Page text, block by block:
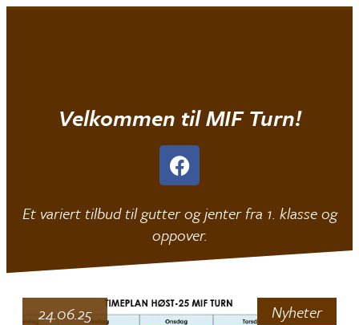
Velkommen til MIF Turn!
Et variert tilbud til gutter og jenter fra 1. klasse og
oppover.
Nyheter
24.06.25